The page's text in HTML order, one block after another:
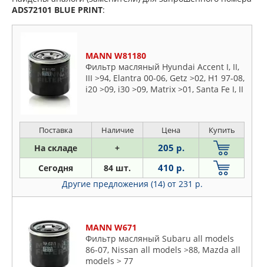
ADS72101 BLUE PRINT:
MANN W81180
Фильтр масляный Hyundai Accent I, II,
III >94, Elantra 00-06, Getz >02, H1 97-08,
i20 >09, i30 >09, Matrix >01, Santa Fe I, II
Поставка Наличие Цена Купить
На складе + 205 р.
Сегодня 84 шт. 410 р.
Другие предложения (14) от 231 р.
MANN W671
Фильтр масляный Subaru all models
86-07, Nissan all models >88, Mazda all
models > 77